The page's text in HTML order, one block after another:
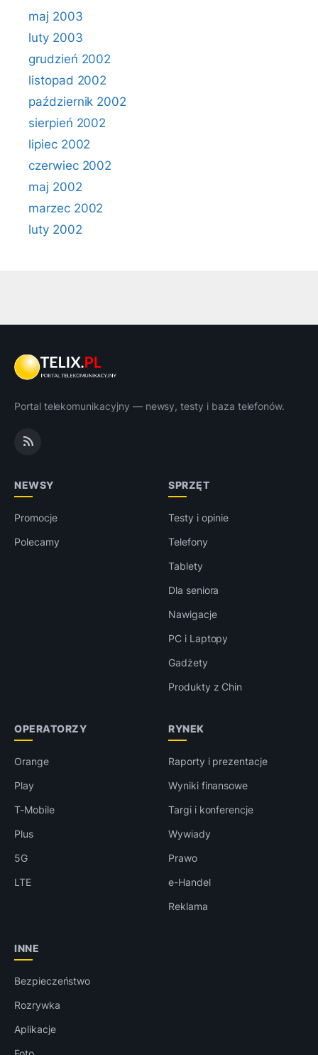
maj 2003
luty 2003
grudzień 2002
listopad 2002
październik 2002
sierpień 2002
lipiec 2002
czerwiec 2002
maj 2002
marzec 2002
luty 2002
Portal telekomunikacyjny — newsy, testy i baza telefonów.
NEWSY
Promocje
Polecamy
SPRZĘT
Testy i opinie
Telefony
Tablety
Dla seniora
Nawigacje
PC i Laptopy
Gadżety
Produkty z Chin
OPERATORZY
Orange
Play
T-Mobile
Plus
5G
LTE
RYNEK
Raporty i prezentacje
Wyniki finansowe
Targi i konferencje
Wywiady
Prawo
e-Handel
Reklama
INNE
Bezpieczeństwo
Rozrywka
Aplikacje